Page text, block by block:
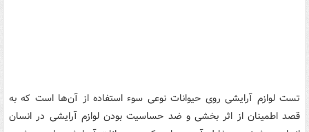
تست لوازم آرایشی روی حیوانات نوعی سوء استفاده از آن‌ها است که به
قصد اطمینان از اثر بخشی و ضد حساسیت بودن لوازم آرایشی در انسان